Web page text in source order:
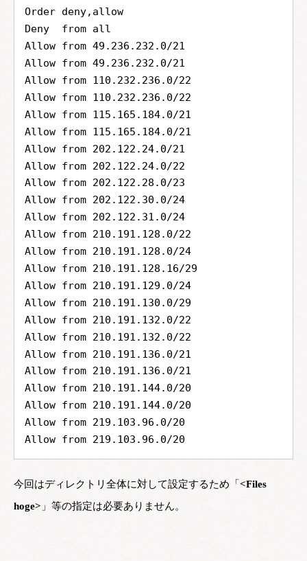
Order deny,allow
Deny  from all
Allow from 49.236.232.0/21
Allow from 49.236.232.0/21
Allow from 110.232.236.0/22
Allow from 110.232.236.0/22
Allow from 115.165.184.0/21
Allow from 115.165.184.0/21
Allow from 202.122.24.0/21
Allow from 202.122.24.0/22
Allow from 202.122.28.0/23
Allow from 202.122.30.0/24
Allow from 202.122.31.0/24
Allow from 210.191.128.0/22
Allow from 210.191.128.0/24
Allow from 210.191.128.16/29
Allow from 210.191.129.0/24
Allow from 210.191.130.0/29
Allow from 210.191.132.0/22
Allow from 210.191.132.0/22
Allow from 210.191.136.0/21
Allow from 210.191.136.0/21
Allow from 210.191.144.0/20
Allow from 210.191.144.0/20
Allow from 219.103.96.0/20
Allow from 219.103.96.0/20
今回はディレクトリ全体に対して設定するため「 <Files
hoge> 」等の指定は必要ありません。